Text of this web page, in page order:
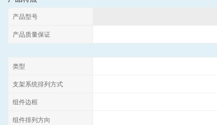
产品型号
产品质量保证
类型
支架系统排列方式
组件边框
组件排列方向